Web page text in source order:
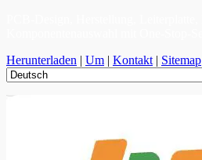
Herunterladen | Um | Kontakt | Sitemap